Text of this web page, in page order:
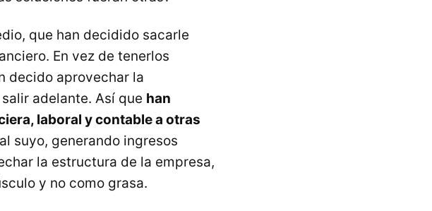
que han decidido sacarle
En vez de tenerlos
decido aprovechar la
adelante. Así que han
laboral y contable a otras
suyo, generando ingresos
la estructura de la empresa,
y no como grasa.